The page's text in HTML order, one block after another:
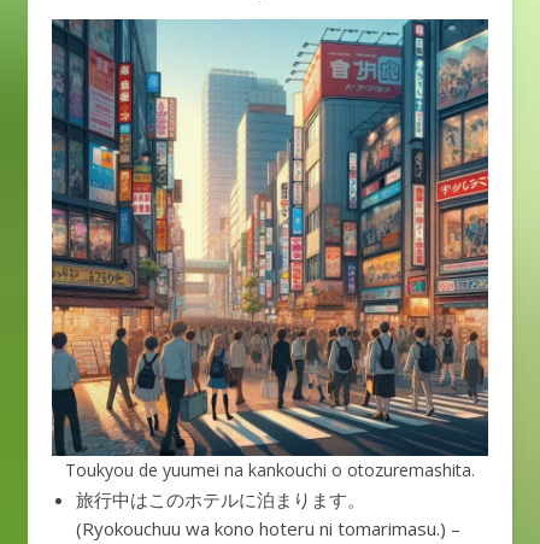
Toukyou de yuumei na kankouchi o otozuremashita.
旅行中はこのホテルに泊まります。
(Ryokouchuu wa kono hoteru ni tomarimasu.) –